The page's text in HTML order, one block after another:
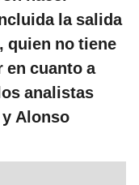
la salida
, quien no tiene
en cuanto a
analistas
Alonso